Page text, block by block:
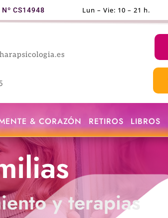
Nº CS14948 Lun – Vie: 10 – 21 h.
& CORAZÓN RETIROS LIBROS
y terapias